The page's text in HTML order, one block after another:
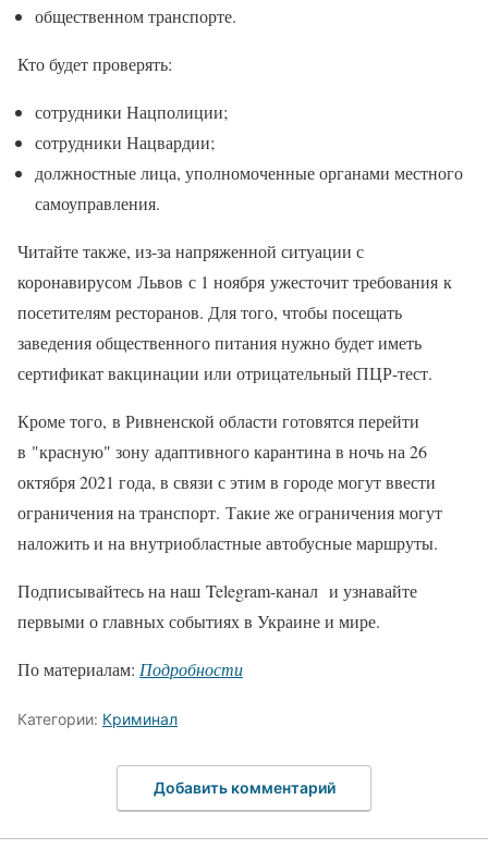
общественном транспорте.
Кто будет проверять:
сотрудники Нацполиции;
сотрудники Нацвардии;
должностные лица, уполномоченные органами местного
самоуправления.
Читайте также, из-за напряженной ситуации с
коронавирусом Львов с 1 ноября ужесточит требования к
посетителям ресторанов. Для того, чтобы посещать
заведения общественного питания нужно будет иметь
сертификат вакцинации или отрицательный ПЦР-тест.
Кроме того, в Ривненской области готовятся перейти
в "красную" зону адаптивного карантина в ночь на 26
октября 2021 года, в связи с этим в городе могут ввести
ограничения на транспорт. Такие же ограничения могут
наложить и на внутриобластные автобусные маршруты.
Подписывайтесь на наш Telegram-канал и узнавайте
первыми о главных событиях в Украине и мире.
По материалам: Подробности
Категории: Криминал
Добавить комментарий